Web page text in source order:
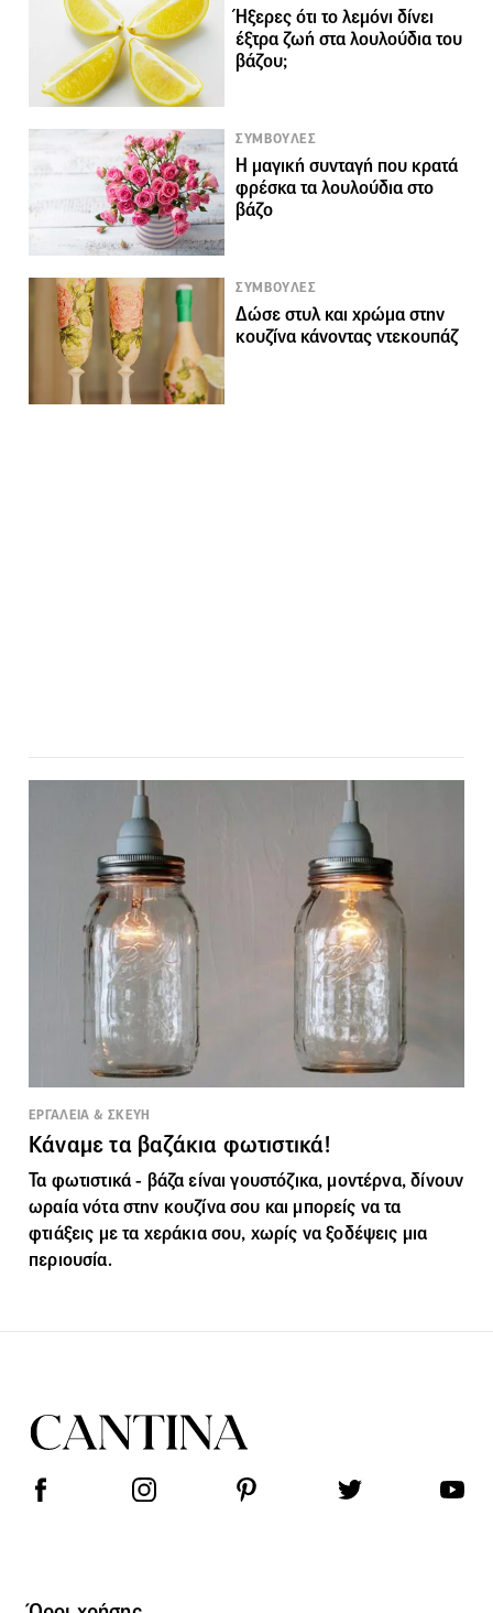
Ήξερες ότι το λεμόνι δίνει
έξτρα ζωή στα λουλούδια του
βάζου;
ΣΥΜΒΟΥΛΕΣ
H μαγική συνταγή που κρατά
φρέσκα τα λουλούδια στο
βάζο
ΣΥΜΒΟΥΛΕΣ
Δώσε στυλ και χρώμα στην
κουζίνα κάνοντας ντεκουπάζ
ΕΡΓΑΛΕΙΑ & ΣΚΕΥΗ
Κάναμε τα βαζάκια φωτιστικά!
Τα φωτιστικά - βάζα είναι γουστόζικα, μοντέρνα, δίνουν
ωραία νότα στην κουζίνα σου και μπορείς να τα
φτιάξεις με τα χεράκια σου, χωρίς να ξοδέψεις μια
περιουσία.